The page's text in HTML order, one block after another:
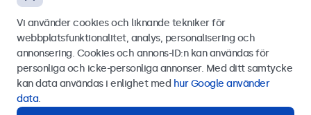
Svenska
Skicka
Vi använder cookies och liknande tekniker för
webbplatsfunktionalitet, analys, personalisering och
annonsering. Cookies och annons-ID:n kan användas för
personliga och icke-personliga annonser. Med ditt samtycke
kan data användas i enlighet med hur Google använder
data.